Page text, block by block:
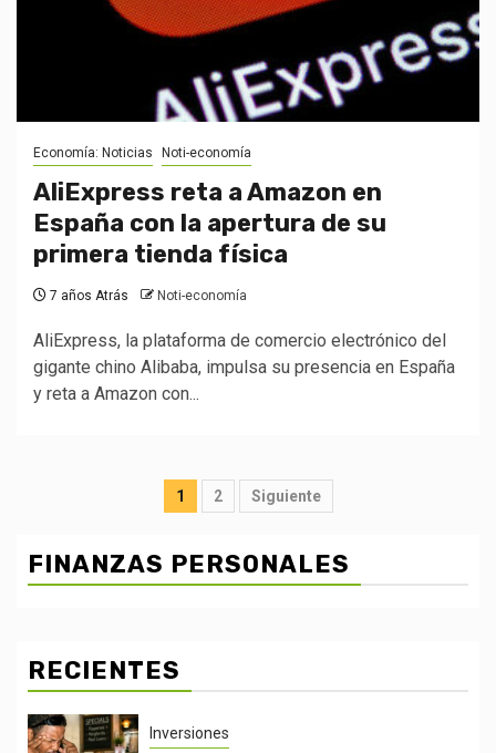
Economía: Noticias Noti-economía
AliExpress reta a Amazon en
España con la apertura de su
primera tienda física
7 años Atrás Noti-economía
AliExpress, la plataforma de comercio electrónico del
gigante chino Alibaba, impulsa su presencia en España
y reta a Amazon con...
Posts
1 2 Siguiente
FINANZAS PERSONALES
RECIENTES
Inversiones